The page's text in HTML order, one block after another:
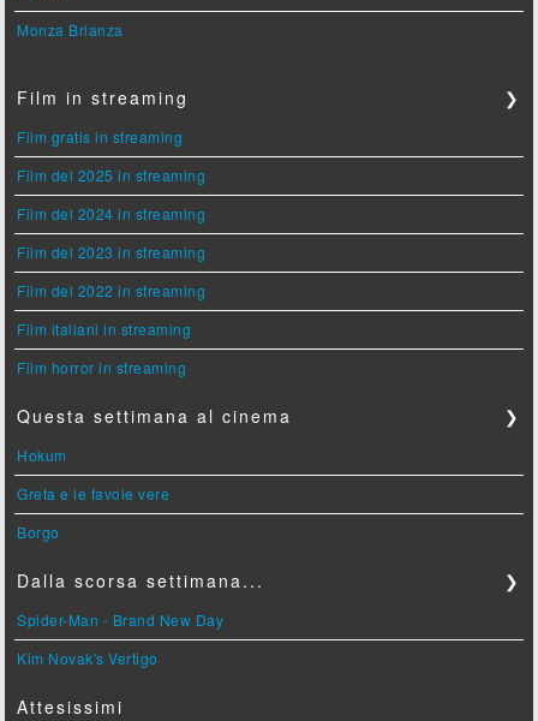
Monza Brianza
Film in streaming ❯
Film gratis in streaming
Film del 2025 in streaming
Film del 2024 in streaming
Film del 2023 in streaming
Film del 2022 in streaming
Film italiani in streaming
Film horror in streaming
Questa settimana al cinema ❯
Hokum
Greta e le favole vere
Borgo
Dalla scorsa settimana... ❯
Spider-Man - Brand New Day
Kim Novak's Vertigo
Attesissimi